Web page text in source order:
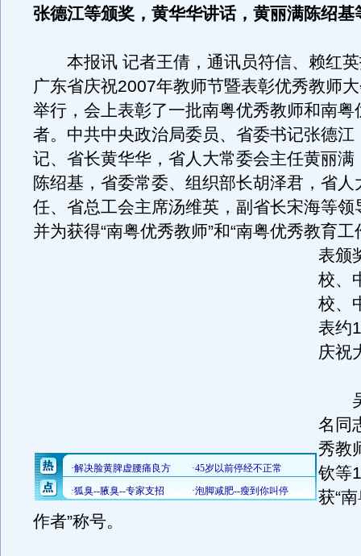
张德江等颁奖，黄华华讲话，黄丽满陈绍基
本报讯 记者王倩，通讯员符信、赖红英
广东省庆祝2007年教师节暨表彰优秀教师
举行，会上表彰了一批南粤优秀教师和南粤
者。中共中央政治局委员、省委书记张德江
记、省长黄华华，省人大常委会主任黄丽满
陈绍基，省委常委、组织部长胡泽君，省人
任、省总工会主席汤维英，副省长宋海等领
并为获得“南粤优秀教师”和“南粤优秀教育工
表颁
校、
校、
表约
庆祝
吴
名同
秀教
钦等
获“
作者”称号。